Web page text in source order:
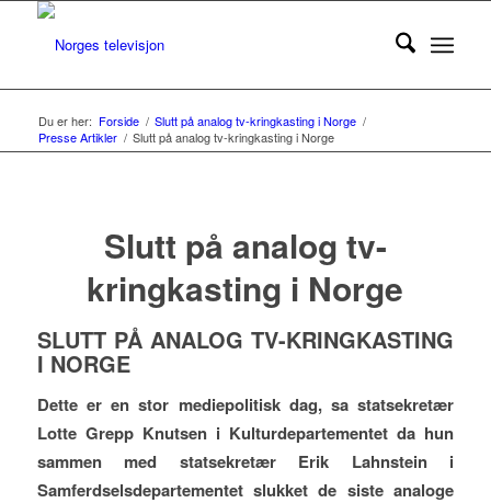
Du er her: Forside / Slutt på analog tv-kringkasting i Norge /
Presse Artikler / Slutt på analog tv-kringkasting i Norge
Slutt på analog tv-
kringkasting i Norge
SLUTT PÅ ANALOG TV-KRINGKASTING
I NORGE
Dette er en stor mediepolitisk dag, sa statsekretær
Lotte Grepp Knutsen i Kulturdepartementet da hun
sammen med statsekretær Erik Lahnstein i
Samferdselsdepartementet slukket de siste analoge